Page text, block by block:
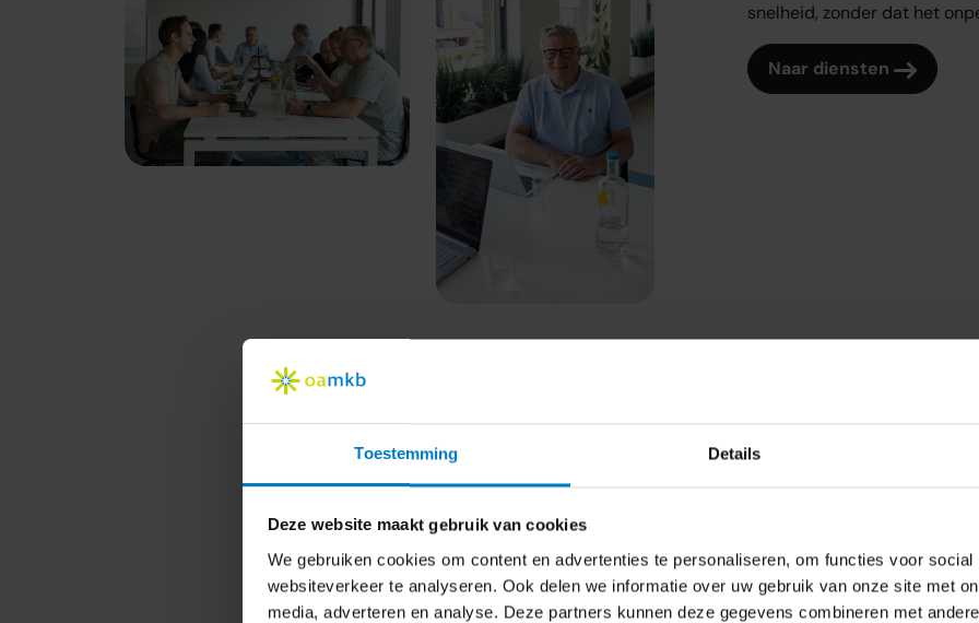
Toestemming Details
Deze website maakt gebruik van cookies
We gebruiken cookies om content en advertenties te personaliseren, om functies voor
websiteverkeer te analyseren. Ook delen we informatie over uw gebruik van onze site met
media, adverteren en analyse. Deze partners kunnen deze gegevens combineren met
snelheid, zonder dat het
Naar diensten